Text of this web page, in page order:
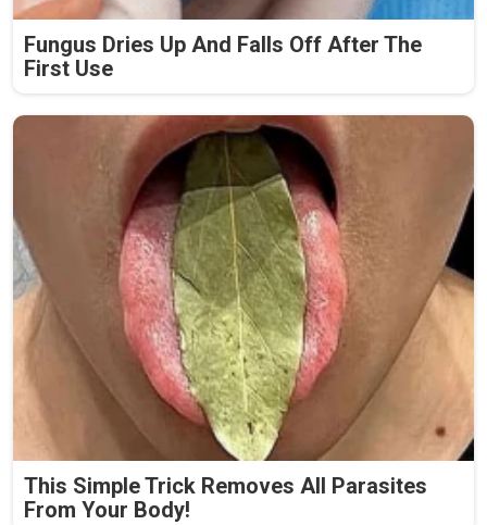
Fungus Dries Up And Falls Off After The
First Use
This Simple Trick Removes All Parasites
From Your Body!